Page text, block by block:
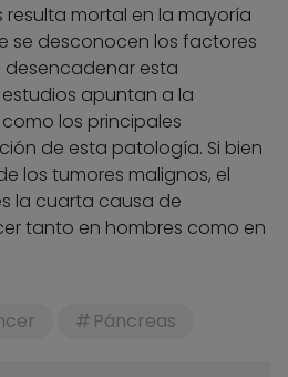
resulta mortal en la mayoría
se desconocen los factores
esta
apuntan a la
los principales
de esta patología. Si bien
los tumores malignos, el
la cuarta causa de
tanto en hombres como en
Páncreas